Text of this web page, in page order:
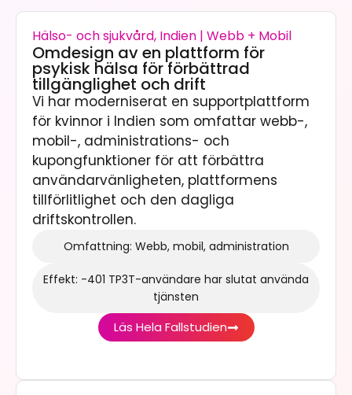
Hälso- och sjukvård, Indien | Webb + Mobil
Omdesign av en plattform för
psykisk hälsa för förbättrad
tillgänglighet och drift
Vi har moderniserat en supportplattform
för kvinnor i Indien som omfattar webb-,
mobil-, administrations- och
kupongfunktioner för att förbättra
användarvänligheten, plattformens
tillförlitlighet och den dagliga
driftskontrollen.
Omfattning: Webb, mobil, administration
Effekt: -401 TP3T-användare har slutat använda
tjänsten
Läs Hela Fallstudien